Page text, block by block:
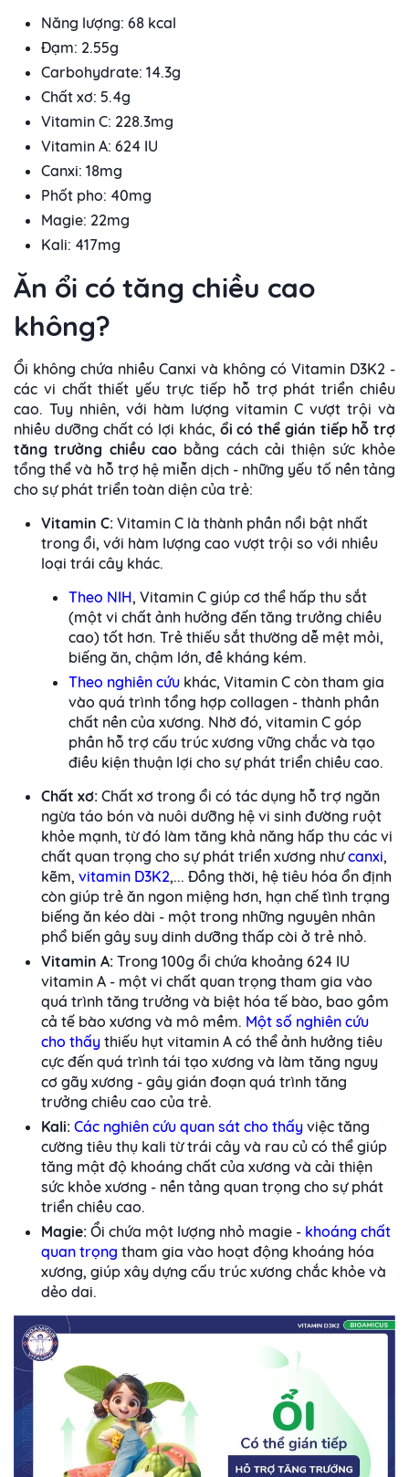
Năng lượng: 68 kcal
Đạm: 2.55g
Carbohydrate: 14.3g
Chất xơ: 5.4g
Vitamin C: 228.3mg
Vitamin A: 624 IU
Canxi: 18mg
Phốt pho: 40mg
Magie: 22mg
Kali: 417mg
Ăn ổi có tăng chiều cao
không?
Ổi không chứa nhiều Canxi và không có Vitamin D3K2 -
các vi chất thiết yếu trực tiếp hỗ trợ phát triển chiều
cao. Tuy nhiên, với hàm lượng vitamin C vượt trội và
nhiều dưỡng chất có lợi khác, ổi có thể gián tiếp hỗ trợ
tăng trưởng chiều cao bằng cách cải thiện sức khỏe
tổng thể và hỗ trợ hệ miễn dịch - những yếu tố nền tảng
cho sự phát triển toàn diện của trẻ:
Vitamin C: Vitamin C là thành phần nổi bật nhất
trong ổi, với hàm lượng cao vượt trội so với nhiều
loại trái cây khác.
Theo NIH, Vitamin C giúp cơ thể hấp thu sắt
(một vi chất ảnh hưởng đến tăng trưởng chiều
cao) tốt hơn. Trẻ thiếu sắt thường dễ mệt mỏi,
biếng ăn, chậm lớn, đề kháng kém.
Theo nghiên cứu khác, Vitamin C còn tham gia
vào quá trình tổng hợp collagen - thành phần
chất nền của xương. Nhờ đó, vitamin C góp
phần hỗ trợ cấu trúc xương vững chắc và tạo
điều kiện thuận lợi cho sự phát triển chiều cao.
Chất xơ: Chất xơ trong ổi có tác dụng hỗ trợ ngăn
ngừa táo bón và nuôi dưỡng hệ vi sinh đường ruột
khỏe mạnh, từ đó làm tăng khả năng hấp thu các vi
chất quan trọng cho sự phát triển xương nhưcanxi,
kẽm, vitamin D3K2,... Đồng thời, hệ tiêu hóa ổn định
còn giúp trẻ ăn ngon miệng hơn, hạn chế tình trạng
biếng ăn kéo dài - một trong những nguyên nhân
phổ biến gây suy dinh dưỡng thấp còi ở trẻ nhỏ.
Vitamin A: Trong 100g ổi chứa khoảng 624 IU
vitamin A - một vi chất quan trọng tham gia vào
quá trình tăng trưởng và biệt hóa tế bào, bao gồm
cả tế bào xương và mô mềm. Một số nghiên cứu
cho thấy thiếu hụt vitamin A có thể ảnh hưởng tiêu
cực đến quá trình tái tạo xương và làm tăng nguy
cơ gãy xương - gây gián đoạn quá trình tăng
trưởng chiều cao của trẻ.
Kali: Các nghiên cứu quan sát cho thấy việc tăng
cường tiêu thụ kali từ trái cây và rau củ có thể giúp
tăng mật độ khoáng chất của xương và cải thiện
sức khỏe xương - nền tảng quan trọng cho sự phát
triển chiều cao.
Magie: Ổi chứa một lượng nhỏ magie - khoáng chất
quan trọng tham gia vào hoạt động khoáng hóa
xương, giúp xây dựng cấu trúc xương chắc khỏe và
dẻo dai.